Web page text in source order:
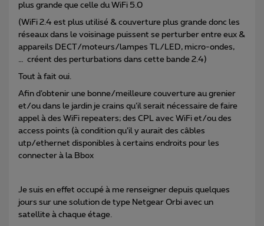
plus grande que celle du WiFi 5.0
(WiFi 2.4 est plus utilisé & couverture plus grande donc les
réseaux dans le voisinage puissent se perturber entre eux &
appareils DECT/moteurs/lampes TL/LED, micro-ondes,
… créent des perturbations dans cette bande 2.4)
Tout à fait oui.
Afin d’obtenir une bonne/meilleure couverture au grenier
et/ou dans le jardin je crains qu’il serait nécessaire de faire
appel à des WiFi repeaters; des CPL avec WiFi et/ou des
access points (à condition qu’il y aurait des câbles
utp/ethernet disponibles à certains endroits pour les
connecter à la Bbox
Je suis en effet occupé à me renseigner depuis quelques
jours sur une solution de type Netgear Orbi avec un
satellite à chaque étage.